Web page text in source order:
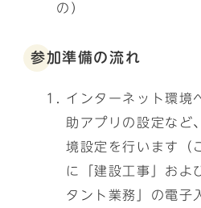
の）
参加準備の流れ
インターネット環境
助アプリの設定など
境設定を行います（
に「建設工事」およ
タント業務」の電子